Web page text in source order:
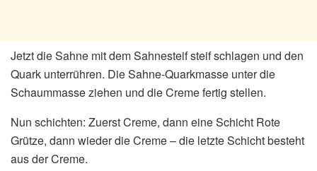
Jetzt die Sahne mit dem Sahnesteif steif schlagen und den
Quark unterrühren. Die Sahne-Quarkmasse unter die
Schaummasse ziehen und die Creme fertig stellen.
Nun schichten: Zuerst Creme, dann eine Schicht Rote
Grütze, dann wieder die Creme – die letzte Schicht besteht
aus der Creme.